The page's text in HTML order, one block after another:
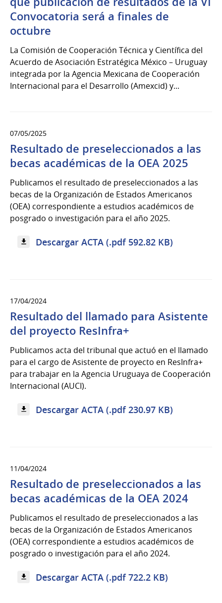
Convocatoria será a finales de
octubre
La Comisión de Cooperación Técnica y Científica del
Acuerdo de Asociación Estratégica México – Uruguay
integrada por la Agencia Mexicana de Cooperación
Internacional para el Desarrollo (Amexcid) y...
07/05/2025
Resultado de preseleccionados a las
becas académicas de la OEA 2025
Publicamos el resultado de preseleccionados a las
becas de la Organización de Estados Americanos
(OEA) correspondiente a estudios académicos de
posgrado o investigación para el año 2025.
Descargar ACTA (.pdf 592.82 KB)
17/04/2024
Resultado del llamado para Asistente
del proyecto ResInfra+
Publicamos acta del tribunal que actuó en el llamado
para el cargo de Asistente de proyecto en ResInfra+
para trabajar en la Agencia Uruguaya de Cooperación
Internacional (AUCI).
Descargar ACTA (.pdf 230.97 KB)
11/04/2024
Resultado de preseleccionados a las
becas académicas de la OEA 2024
Publicamos el resultado de preseleccionados a las
becas de la Organización de Estados Americanos
(OEA) correspondiente a estudios académicos de
posgrado o investigación para el año 2024.
Descargar ACTA (.pdf 722.2 KB)